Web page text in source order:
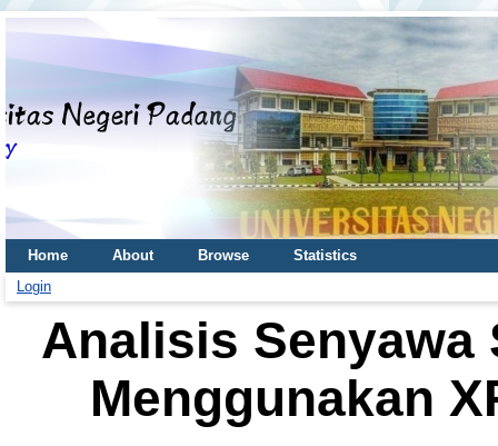
Home About Browse
Statistics
Login
Analisis Senyawa
Menggunakan